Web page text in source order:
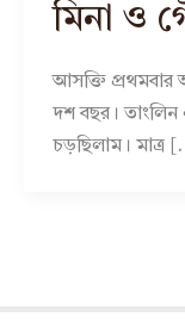
মিনা ও
আসক্তি
দশ বছর। তাংলিন
চড়ছিলাম। মাত্র